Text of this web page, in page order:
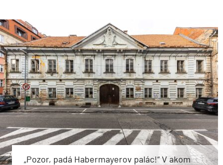
„Pozor, padá Habermayerov palác!“ V akom